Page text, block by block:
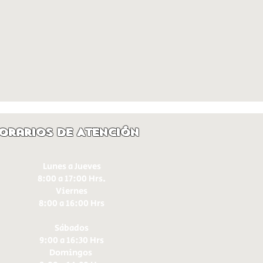
de Atención
Lunes a Jueves
8:00 a 17:00 Hrs.
Viernes
8:00 a 16:00 Hrs​
Sábados
9:00 a 16:30 Hrs
Domingos